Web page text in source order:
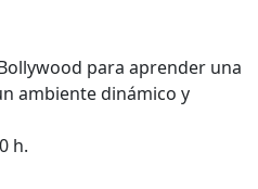
para aprender una
ambiente dinámico y
h.